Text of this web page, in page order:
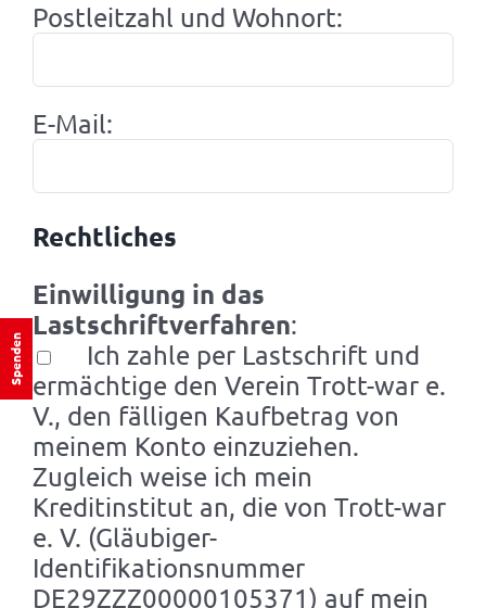
Postleitzahl und Wohnort:
E-Mail:
Rechtliches
Einwilligung in das
Lastschriftverfahren:
Ich zahle per Lastschrift und
ermächtige den Verein Trott-war e.
V., den fälligen Kaufbetrag von
meinem Konto einzuziehen.
Zugleich weise ich mein
Kreditinstitut an, die von Trott-war
e. V. (Gläubiger-
Identifikationsnummer
DE29ZZZ00000105371) auf mein
Spenden